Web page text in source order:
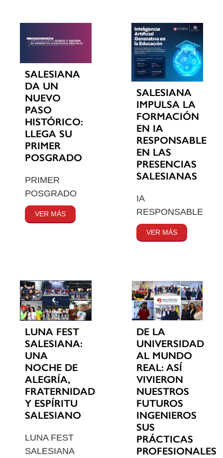
SALESIANA
DA UN
NUEVO
PASO
HISTÓRICO:
LLEGA SU
PRIMER
POSGRADO
PRIMER
POSGRADO
VER MÁS
SALESIANA
IMPULSA LA
FORMACIÓN
EN IA
RESPONSABLE
EN LAS
PRESENCIAS
SALESIANAS
IA
RESPONSABLE
VER MÁS
LUNA FEST
SALESIANA:
UNA
NOCHE DE
ALEGRÍA,
FRATERNIDAD
Y ESPÍRITU
SALESIANO
LUNA FEST
SALESIANA
DE LA
UNIVERSIDAD
AL MUNDO
REAL: ASÍ
VIVIERON
NUESTROS
FUTUROS
INGENIEROS
SUS
PRÁCTICAS
PROFESIONALES